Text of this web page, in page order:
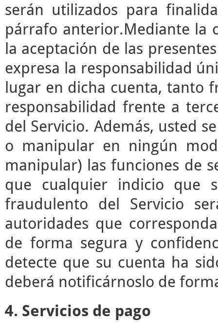
serán utilizados para
párrafo anterior.Mediante la
la aceptación de las
expresa la responsabilidad
lugar en dicha cuenta, tanto
responsabilidad frente a
del Servicio. Además, usted
o manipular en ningún
manipular) las funciones de
que cualquier indicio que
fraudulento del Servicio
autoridades que
de forma segura y
detecte que su cuenta ha
deberá notificárnoslo de
4. Servicios de pago